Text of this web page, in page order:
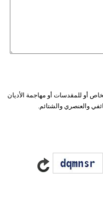
أو للمقدسات أو مهاجمة الأديان
والعنصري والشتائم.